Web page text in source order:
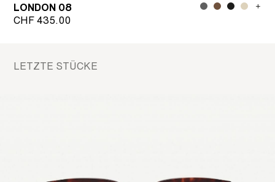
LONDON 08
CHF435.00
LETZTE STÜCKE